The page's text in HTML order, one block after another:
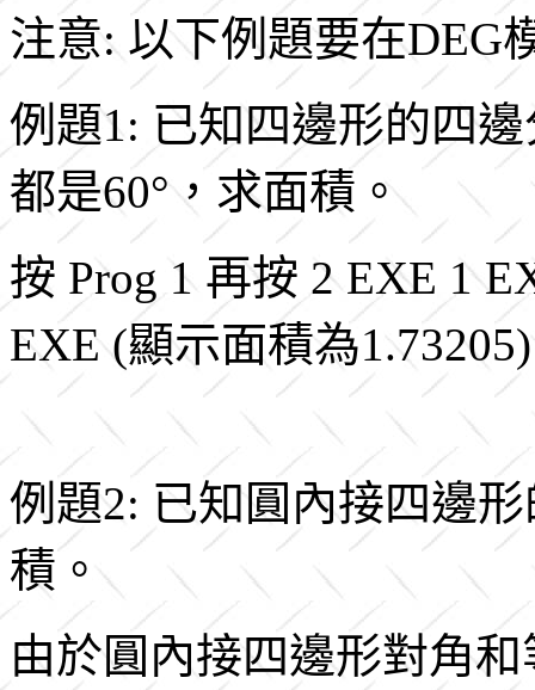
注意: 以下例題要在DEG
例題1: 已知四邊形的四
都是60° ，求面積。
按 Prog 1 再按 2 EXE 1
EXE (顯示面積為1.73205)
例題2: 已知圓內接四邊
積。
由於圓內接四邊形對角和